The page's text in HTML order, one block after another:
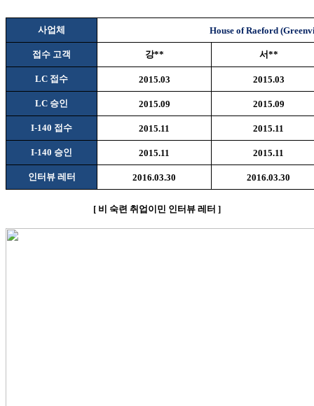
사업체 House of Raeford
접수 고객 강** 서**
LC 접수 2015.03 2015.03
LC 승인 2015.09 2015.09
I-140 접수 2015.11 2015.11
I-140 승인 2015.11 2015.11
인터뷰 레터 2016.03.30 2016.03.30
[ 비 숙련 취업이민 인터뷰 레터 ]